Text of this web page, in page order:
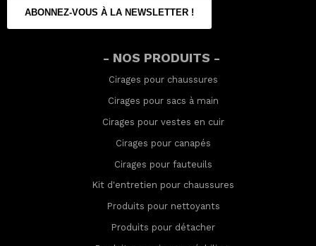
ABONNEZ-VOUS À LA NEWSLETTER !
- NOS PRODUITS -
Cirages pour chaussures
Cirages pour sacs à main
Cirages pour vestes en cuir
Cirages pour canapés
Cirages pour fauteuils
Kit d'entretien pour chaussures
Produits pour nettoyants
Produits pour détacher